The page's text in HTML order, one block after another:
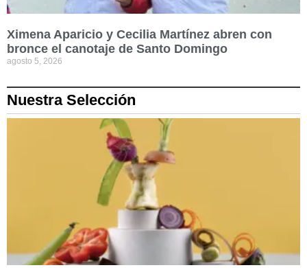
Ximena Aparicio y Cecilia Martínez abren con
bronce el canotaje de Santo Domingo
agosto 5, 2026
Nuestra Selección